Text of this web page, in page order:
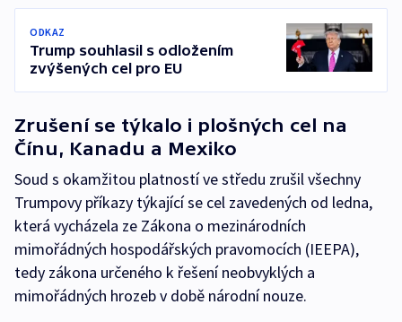
ODKAZ
Trump souhlasil s odložením
zvýšených cel pro EU
Zrušení se týkalo i plošných cel na
Čínu, Kanadu a Mexiko
Soud s okamžitou platností ve středu zrušil všechny
Trumpovy příkazy týkající se cel zavedených od ledna,
která vycházela ze Zákona o mezinárodních
mimořádných hospodářských pravomocích (IEEPA),
tedy zákona určeného k řešení neobvyklých a
mimořádných hrozeb v době národní nouze.